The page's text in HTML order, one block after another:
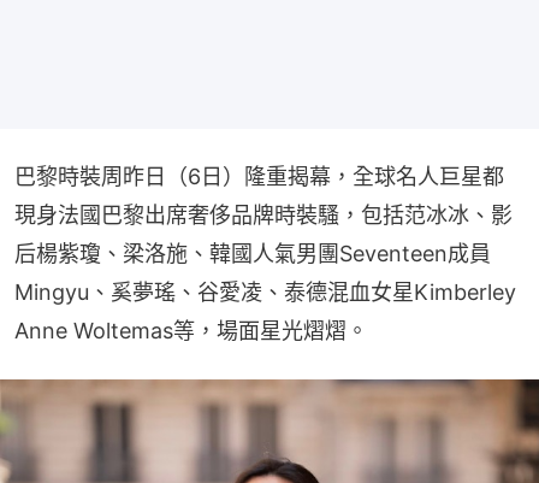
巴黎時裝周昨日（6日）隆重揭幕，全球名人巨星都
現身法國巴黎出席奢侈品牌時裝騷，包括范冰冰、影
后楊紫瓊、梁洛施、韓國人氣男團Seventeen成員
Mingyu、奚夢瑤、谷愛凌、泰德混血女星Kimberley
Anne Woltemas等，場面星光熠熠。